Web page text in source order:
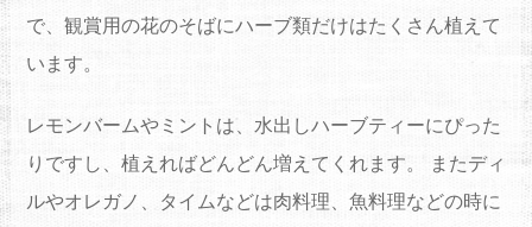
で、観賞用の花のそばにハーブ類だけはたくさん植えて
います。
レモンバームやミントは、水出しハーブティーにぴった
りですし、植えればどんどん増えてくれます。 またディ
ルやオレガノ、タイムなどは肉料理、魚料理などの時に